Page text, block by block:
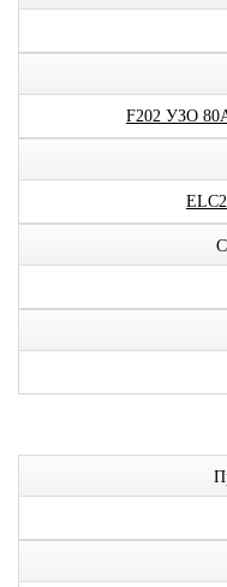
F202 УЗО